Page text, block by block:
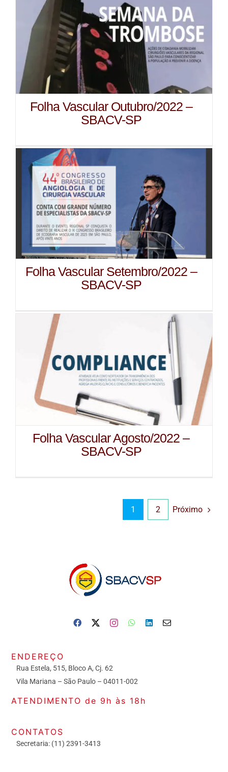
Folha Vascular Outubro/2022 –
SBACV-SP
Folha Vascular Setembro/2022 –
SBACV-SP
Folha Vascular Agosto/2022 –
SBACV-SP
1 2 Próximo
ENDEREÇO
Rua Estela, 515, Bloco A, Cj. 62
Vila Mariana – São Paulo – 04011-002
ATENDIMENTO de 9h às 18h
CONTATOS
Secretaria: (11) 2391-3413